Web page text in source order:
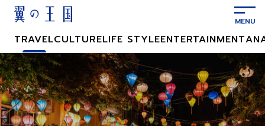
ン
テ
ン
ツ
に
TRAVELCULTURELIFE STYLEENTERTAINMENT